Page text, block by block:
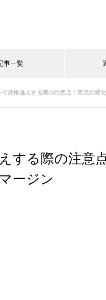
事一覧
尾根越えする際の注意点！気流の変
する際の注意
ージン